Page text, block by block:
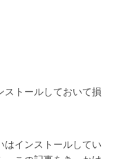
ストールしておいて損
はインストールしてい